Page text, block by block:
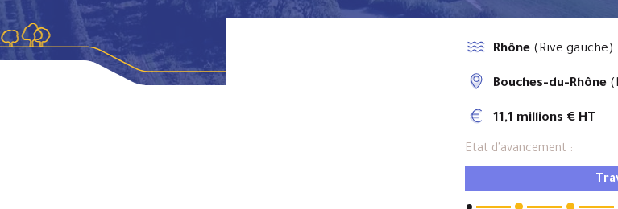
Rhône(Rive gauche)
Bouches-du-Rhône
11,1 millions € HT
Etat d'avancement :